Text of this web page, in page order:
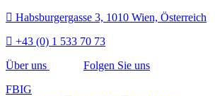
Habsburgergasse 3, 1010 Wien, Österreich
+43 (0) 1 533 70 73
Über uns
Folgen Sie uns
FBIG